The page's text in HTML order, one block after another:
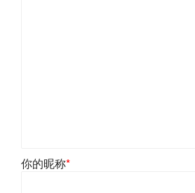
你的昵称*